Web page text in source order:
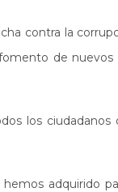
contra la
de nuevos
los
adquirido